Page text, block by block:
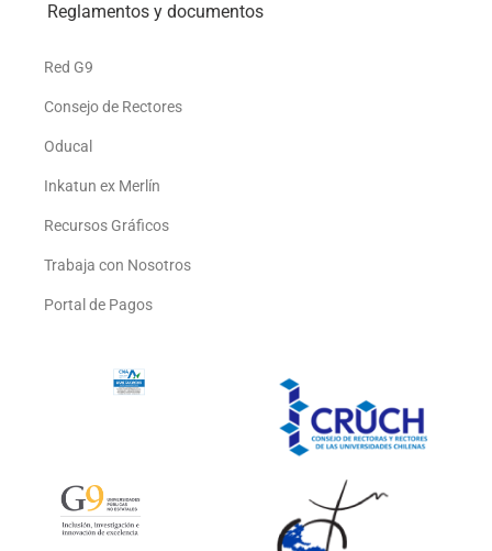
Reglamentos y documentos
Red G9
Consejo de Rectores
Oducal
Inkatun ex Merlín
Recursos Gráficos
Trabaja con Nosotros
Portal de Pagos